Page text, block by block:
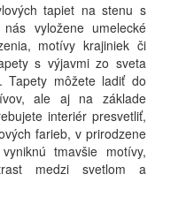
tapiet na stenu s
vyložene umelecké
motívy krajiniek či
s výjavmi zo sveta
Tapety môžete ladiť do
ale aj na základe
interiér presvetliť,
farieb, v prirodzene
tmavšie motívy,
medzi svetlom a